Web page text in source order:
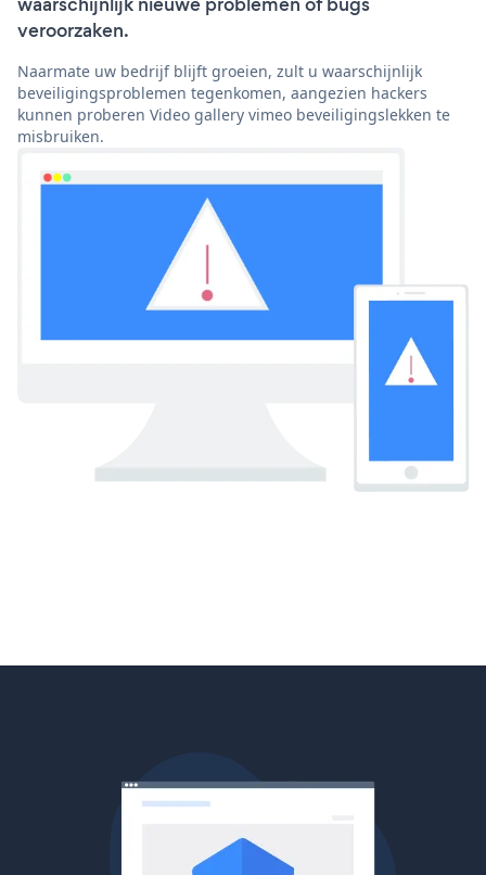
veroorzaken.
Naarmate uw bedrijf blijft groeien, zult u waarschijnlijk
beveiligingsproblemen tegenkomen, aangezien hackers
kunnen proberen Video gallery vimeo beveiligingslekken te
misbruiken.